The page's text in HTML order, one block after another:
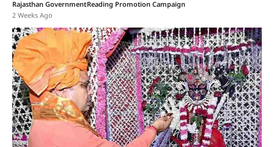
Rajasthan GovernmentReading Promotion Campaign
2 Weeks Ago